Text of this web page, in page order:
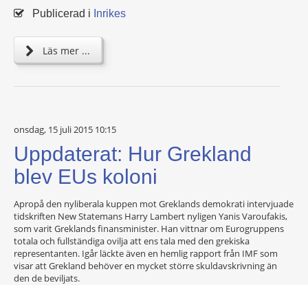
Publicerad i Inrikes
Läs mer ...
onsdag, 15 juli 2015 10:15
Uppdaterat: Hur Grekland
blev EUs koloni
Apropå den nyliberala kuppen mot Greklands demokrati intervjuade
tidskriften New Statemans Harry Lambert nyligen Yanis Varoufakis,
som varit Greklands finansminister. Han vittnar om Eurogruppens
totala och fullständiga ovilja att ens tala med den grekiska
representanten. Igår läckte även en hemlig rapport från IMF som
visar att Grekland behöver en mycket större skuldavskrivning än
den de beviljats.